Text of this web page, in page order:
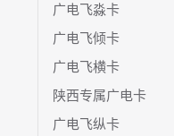
广电飞淼卡
广电飞倾卡
广电飞横卡
陕西专属广电卡
广电飞纵卡